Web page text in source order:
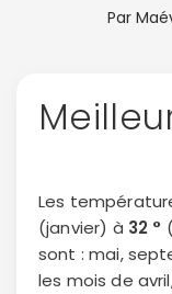
Par
Les
(janvier) à 32 °
sont : mai,
les mois de